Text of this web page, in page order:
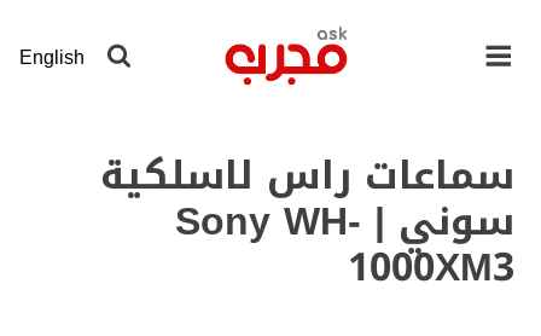
المحتوى English
سماعات راس لاسلكية
سوني | Sony WH-
1000XM3